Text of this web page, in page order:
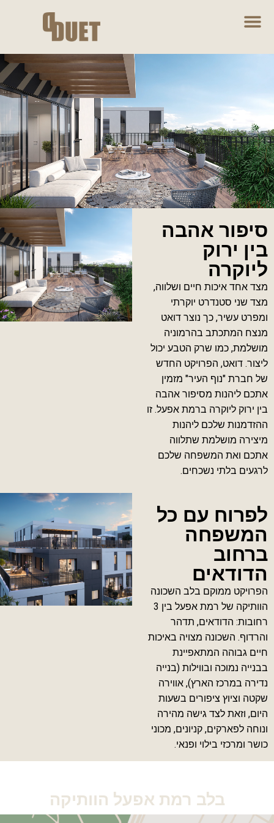
סיפור אהבה
בין ירוק
ליוקרה
מצד אחד איכות חיים ושלווה,
מצד שני סטנדרט יוקרתי
ומפרט עשיר, כך נוצר דואט
מנצח המתכתב בהרמוניה
מושלמת, כמו שרק הטבע יכול
ליצור. דואט, הפרויקט החדש
של חברת "נוף העיר" מזמין
אתכם ליהנות מסיפור אהבה
בין ירוק ליוקרה ברמת אפעל. זו
ההזדמנות שלכם ליהנות
מיצירה מושלמת שתלווה
אתכם ואת המשפחה שלכם
לרגעים בלתי נשכחים.
לפרוח עם כל
המשפחה
ברחוב
הדודאים
הפרויקט ממוקם בלב השכונה
הוותיקה של רמת אפעל בין 3
רחובות: הדודאים, תדהר
והרדוף. השכונה מצויה באיכות
חיים גבוהה המתאפיינת
בבנייה נמוכה ובווילות (בנייה
נדירה במרכז הארץ), אווירה
שקטה וציוץ ציפורים בשעות
היום, וזאת לצד גישה מהירה
ונוחה לפארקים, קניונים, מכוני
כושר ומרכזי בילוי ופנאי.
בלב רמת אפעל הוותיקה